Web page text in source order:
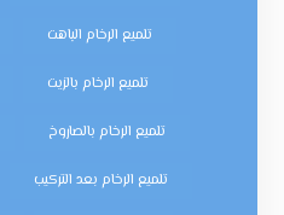
تلميع الرخام الباهت
تلميع الرخام بالزيت
تلميع الرخام بالصاروخ
تلميع الرخام بعد التركيب